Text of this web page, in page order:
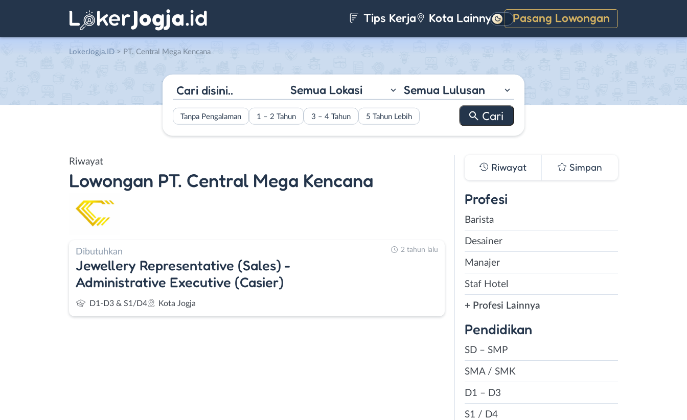
Tips Kerja Kota Lainnya Pasang Lowongan
Gelap
LokerJogja.ID > PT. Central Mega Kencana
Semua Lokasi Semua Lulusan
Tanpa Pengalaman 1 – 2 Tahun 3 – 4 Tahun 5 Tahun Lebih
Riwayat
Lowongan PT. Central Mega Kencana
Dibutuhkan
Jewellery Representative (Sales) -
⁠Administrative Executive (Casier)
D1-D3 & S1/D4 Kota Jogja
2 tahun lalu
Riwayat Simpan
Profesi
Barista
Desainer
Manajer
Staf Hotel
+ Profesi Lainnya
Pendidikan
SD – SMP
SMA / SMK
D1 – D3
S1 / D4